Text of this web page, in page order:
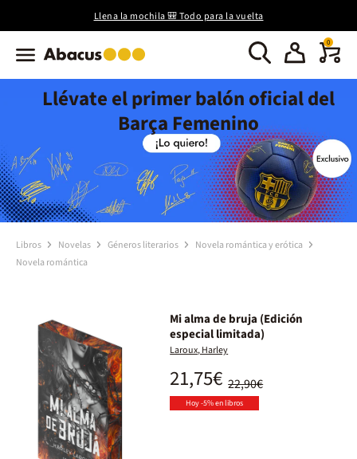
Llena la mochila 🎒 Todo para la vuelta
0
Llévate el primer balón oficial del
Barça Femenino
Libros Novelas Géneros literarios
Novela romántica y erótica
Novela romántica
Mi alma de bruja (Edición
especial limitada)
Laroux, Harley
22,90€
21,75€
Hoy -5% en libros